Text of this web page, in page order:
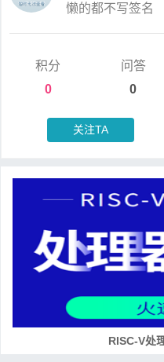
懒的都不写签名
积分
0
问答
0
关注TA
RISC-V处